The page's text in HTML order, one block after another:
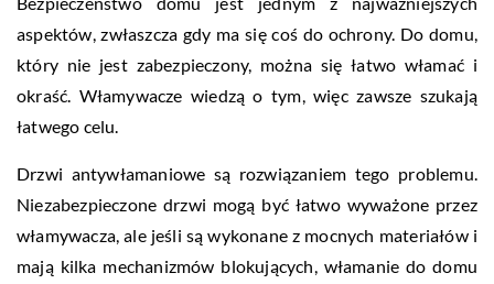
aspektów, zwłaszcza gdy ma się coś do ochrony. Do domu,
który nie jest zabezpieczony, można się łatwo włamać i
okraść. Włamywacze wiedzą o tym, więc zawsze szukają
łatwego celu.
Drzwi antywłamaniowe są rozwiązaniem tego problemu.
Niezabezpieczone drzwi mogą być łatwo wyważone przez
włamywacza, ale jeśli są wykonane z mocnych materiałów i
mają kilka mechanizmów blokujących, włamanie do domu